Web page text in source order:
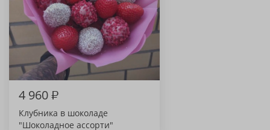
4 960₽
Клубника в шоколаде
"Шоколадное ассорти"